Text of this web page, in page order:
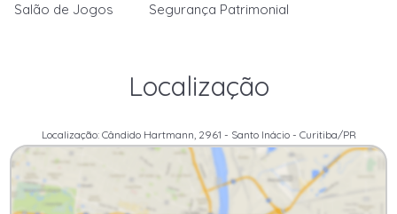
Salão de Jogos
Segurança Patrimonial
Localização
Localização: Cândido Hartmann, 2961 - Santo Inácio - Curitiba/PR